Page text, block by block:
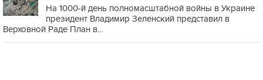
На 1000-й день полномасштабной войны в Украине
президент Владимир Зеленский представил в
Верховной Раде План в...